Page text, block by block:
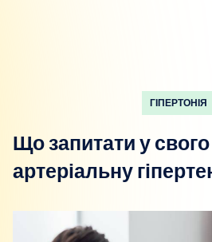
ГІПЕРТОНІЯ
Що запитати у
артеріальну